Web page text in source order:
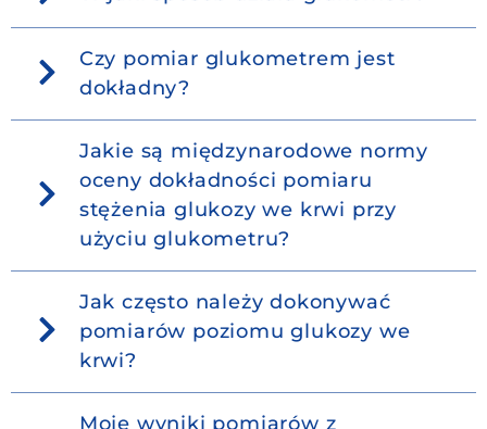
Czy pomiar glukometrem jest
dokładny?
Jakie są międzynarodowe normy
oceny dokładności pomiaru
stężenia glukozy we krwi przy
użyciu glukometru?
Jak często należy dokonywać
pomiarów poziomu glukozy we
krwi?
Moje wyniki pomiarów z